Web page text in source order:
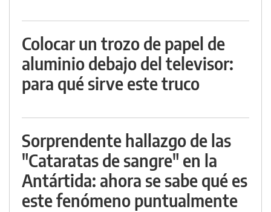
Colocar un trozo de papel de
aluminio debajo del televisor:
para qué sirve este truco
Sorprendente hallazgo de las
"Cataratas de sangre" en la
Antártida: ahora se sabe qué es
este fenómeno puntualmente